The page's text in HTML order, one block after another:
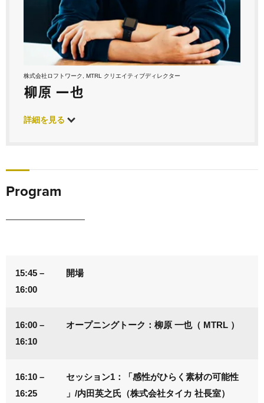
株式会社ロフトワーク, MTRL クリエイティブディレクター
柳原 一也
詳細を見る
Program
15:45 –
16:00
開場
16:00 –
16:10
オープニングトーク：柳原 一也（ MTRL ）
16:10 –
16:25
セッション1：「感性がひらく素材の可能性
」/内田英之氏（株式会社タイカ 社長室）